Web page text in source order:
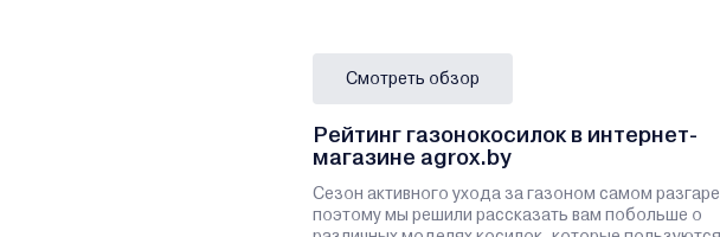
Смотреть обзор
Рейтинг газонокосилок в интернет-
магазине agrox.by
Сезон активного ухода за газоном самом
поэтому мы решили рассказать вам побольше о